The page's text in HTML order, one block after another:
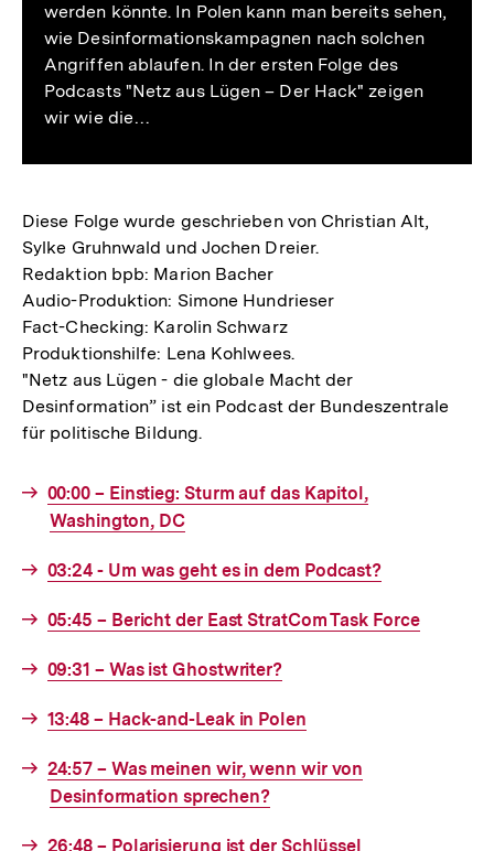
werden könnte. In Polen kann man bereits sehen,
wie Desinformationskampagnen nach solchen
Angriffen ablaufen. In der ersten Folge des
Podcasts "Netz aus Lügen – Der Hack" zeigen
wir wie die…
Diese Folge wurde geschrieben von Christian Alt,
Sylke Gruhnwald und Jochen Dreier.
Redaktion bpb: Marion Bacher
Audio-Produktion: Simone Hundrieser
Fact-Checking: Karolin Schwarz
Produktionshilfe: Lena Kohlwees.
"Netz aus Lügen - die globale Macht der
Desinformation” ist ein Podcast der Bundeszentrale
für politische Bildung.
Interner
Link:
00:00 – Einstieg: Sturm auf das Kapitol,
Washington, DC
Interner
03:24 - Um was geht es in dem Podcast?
Interner
05:45 – Bericht der East StratCom Task Force
Interner
09:31 – Was ist Ghostwriter?
Interner
13:48 – Hack-and-Leak in Polen
Interner
Link:
24:57 – Was meinen wir, wenn wir von
Desinformation sprechen?
Interner
26:48 – Polarisierung ist der Schlüssel